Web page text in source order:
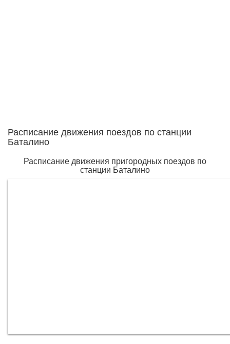
Расписание движения поездов по станции
Баталино
Расписание движения пригородных поездов по
станции Баталино